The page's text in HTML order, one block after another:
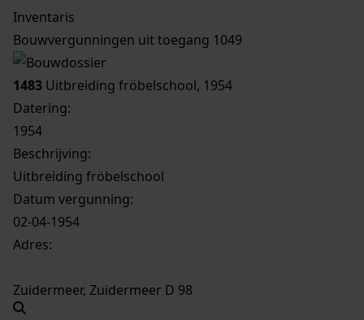
Inventaris
Bouwvergunningen uit toegang 1049
1483 Uitbreiding fröbelschool, 1954
Datering:
1954
Beschrijving:
Uitbreiding fröbelschool
Datum vergunning:
02-04-1954
Adres:
Zuidermeer, Zuidermeer D 98